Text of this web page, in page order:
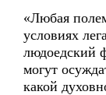
«Любая
условиях
людоедский
могут
какой